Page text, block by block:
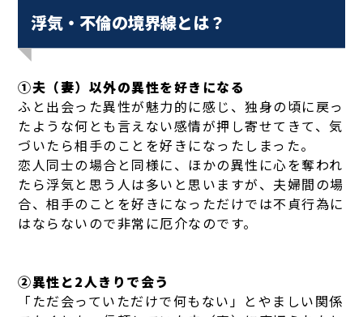
浮気・不倫の境界線とは？
①夫（妻）以外の異性を好きになる
ふと出会った異性が魅力的に感じ、独身の頃に戻っ
たような何とも言えない感情が押し寄せてきて、気
づいたら相手のことを好きになったしまった。
恋人同士の場合と同様に、ほかの異性に心を奪われ
たら浮気と思う人は多いと思いますが、夫婦間の場
合、相手のことを好きになっただけでは不貞行為に
はならないので非常に厄介なのです。
②異性と2人きりで会う
「ただ会っていただけで何もない」とやましい関係